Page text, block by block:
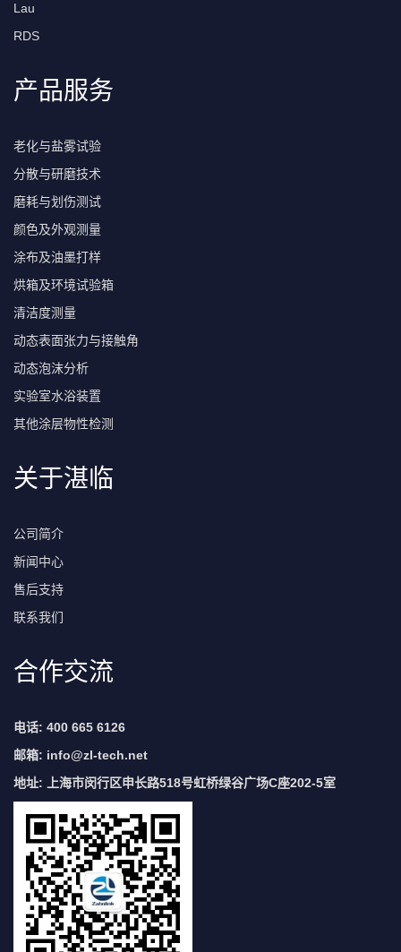
Lau
RDS
产品服务
老化与盐雾试验
分散与研磨技术
磨耗与划伤测试
颜色及外观测量
涂布及油墨打样
烘箱及环境试验箱
清洁度测量
动态表面张力与接触角
动态泡沫分析
实验室水浴装置
其他涂层物性检测
关于湛临
公司简介
新闻中心
售后支持
联系我们
合作交流
电话: 400 665 6126
邮箱: info@zl-tech.net
地址: 上海市闵行区申长路518号虹桥绿谷广场C座202-5室